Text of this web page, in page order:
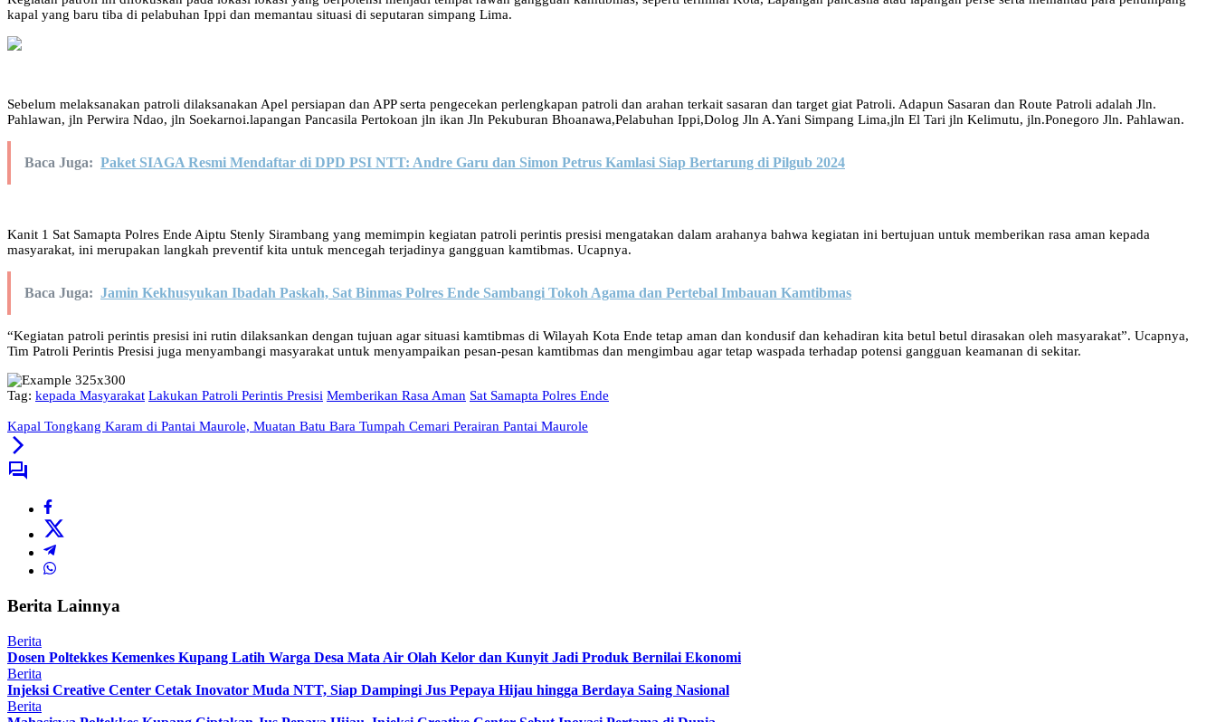
kapal yang baru tiba di pelabuhan Ippi dan memantau situasi di seputaran simpang Lima.
Sebelum melaksanakan patroli dilaksanakan Apel persiapan dan APP serta pengecekan perlengkapan patroli dan arahan terkait sasaran dan target giat Patroli. Adapun Sasaran dan Route Patroli adalah Jln.
Pahlawan, jln Perwira Ndao, jln Soekarnoi.lapangan Pancasila Pertokoan jln ikan Jln Pekuburan Bhoanawa,Pelabuhan Ippi,Dolog Jln A.Yani Simpang Lima,jln El Tari jln Kelimutu, jln.Ponegoro Jln. Pahlawan.
Baca Juga: Paket SIAGA Resmi Mendaftar di DPD PSI NTT: Andre Garu dan Simon Petrus Kamlasi Siap Bertarung di Pilgub 2024
Kanit 1 Sat Samapta Polres Ende Aiptu Stenly Sirambang yang memimpin kegiatan patroli perintis presisi mengatakan dalam arahanya bahwa kegiatan ini bertujuan untuk memberikan rasa aman kepada
masyarakat, ini merupakan langkah preventif kita untuk mencegah terjadinya gangguan kamtibmas. Ucapnya.
Baca Juga: ​Jamin Kekhusyukan Ibadah Paskah, Sat Binmas Polres Ende Sambangi Tokoh Agama dan Pertebal Imbauan Kamtibmas
“Kegiatan patroli perintis presisi ini rutin dilaksankan dengan tujuan agar situasi kamtibmas di Wilayah Kota Ende tetap aman dan kondusif dan kehadiran kita betul betul dirasakan oleh masyarakat”. Ucapnya,
Tim Patroli Perintis Presisi juga menyambangi masyarakat untuk menyampaikan pesan-pesan kamtibmas dan mengimbau agar tetap waspada terhadap potensi gangguan keamanan di sekitar.
Tag: kepada Masyarakat Lakukan Patroli Perintis Presisi Memberikan Rasa Aman Sat Samapta Polres Ende
Kapal Tongkang Karam di Pantai Maurole, Muatan Batu Bara Tumpah Cemari Perairan Pantai Maurole
Berita Lainnya
Berita
Dosen Poltekkes Kemenkes Kupang Latih Warga Desa Mata Air Olah Kelor dan Kunyit Jadi Produk Bernilai Ekonomi
Berita
Injeksi Creative Center Cetak Inovator Muda NTT, Siap Dampingi Jus Pepaya Hijau hingga Berdaya Saing Nasional
Berita